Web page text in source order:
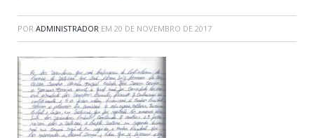
POR ADMINISTRADOR EM 20 DE NOVEMBRO DE 2017